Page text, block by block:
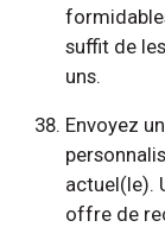
suffit de
uns.
Envoyez
actuel(le).
offre de